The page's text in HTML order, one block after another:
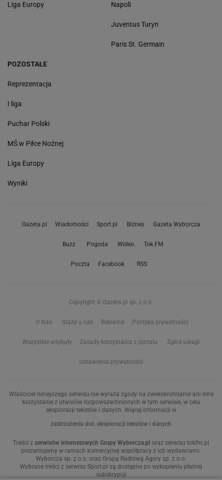
Liga Europy Napoli
Juventus Turyn
Paris St. Germain
POZOSTAŁE
Reprezentacja
I liga
Puchar Polski
MŚ w Piłce Nożnej
Liga Europy
Wyniki
Gazeta.pl Wiadomości Sport.pl Biznes Gazeta Wyborcza
Buzz Pogoda Wideo Tok.FM
Poczta Facebook RSS
Copyright © Gazeta.pl sp. z o.o.
O Nas Staże u nas Reklama Polityka prywatności
Wszystkie artykuły Zasady korzystania z portalu Zgłoś uwagi
Ustawienia prywatności
Właściciel niniejszego serwisu nie wyraża zgody na zwielokrotnianie ani inne
korzystanie z utworów rozpowszechnionych w tym serwisie, w celu
eksploracji tekstów i danych. Więcej informacji w
zastrzeżeniu dot. eksploracji tekstów i danych
Treści z serwisów internetowych Grupy Wyborcza.pl oraz serwisu tokfm.pl
prezentujemy w ramach komercyjnej współpracy z ich wydawcami:
Wyborcza sp. z o.o. oraz Grupą Radiową Agory sp. z o.o.
Wybrane treści z serwisu Sport.pl są dostępne po wykupieniu płatnej
subskrypcji